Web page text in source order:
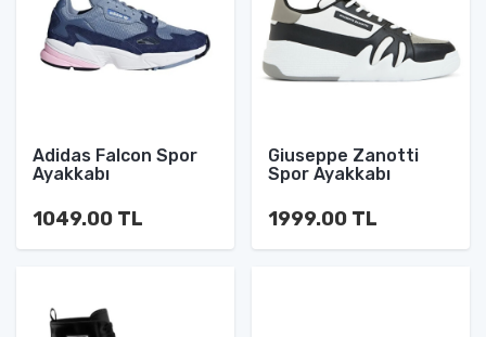
Adidas Falcon Spor
Ayakkabı
1049.00 TL
Giuseppe Zanotti
Spor Ayakkabı
1999.00 TL